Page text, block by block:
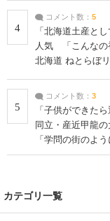
4
コメント数： 5
「北海道土産と
人気 「こんなの
北海道 ねとらぼ
5
コメント数： 3
「子供ができた
同立・産近甲龍
「学問の街のよ
| 大学 ねとらぼリ
カテゴリ一覧